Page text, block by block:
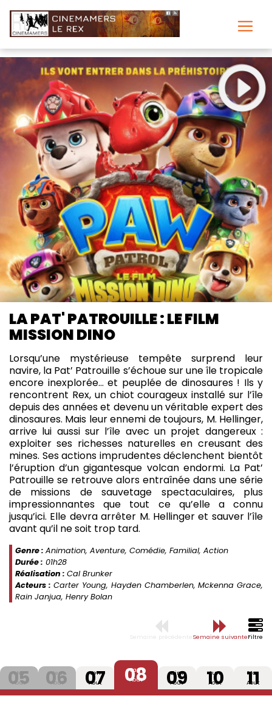
LA PAT' PATROUILLE : LE FILM
MISSION DINO
Lorsqu’une mystérieuse tempête surprend leur
navire, la Pat’ Patrouille s’échoue sur une île tropicale
encore inexplorée… et peuplée de dinosaures ! Ils y
rencontrent Rex, un chiot courageux installé sur l’île
depuis des années et devenu un véritable expert des
dinosaures. Mais leur ennemi de toujours, M. Hellinger,
arrive lui aussi sur l’île avec un projet dangereux :
exploiter ses richesses naturelles en creusant des
mines. Ses actions imprudentes déclenchent bientôt
l’éruption d’un gigantesque volcan endormi. La Pat’
Patrouille se retrouve alors entraînée dans une série
de missions de sauvetage spectaculaires, plus
impressionnantes que tout ce qu’elle a connu
jusqu’ici. Elle devra arrêter M. Hellinger et sauver l’île
avant qu’il ne soit trop tard.
Genre : Animation, Aventure, Comédie, Familial, Action
Durée : 01h28
Réalisation : Cal Brunker
Acteurs : Carter Young, Hayden Chamberlen, Mckenna Grace,
Rain Janjua, Henry Bolan
Semaine précédente Semaine suivanteFiltre
Mer
05
Aout
Jeu
06
Aout
Ven
07
Aout
Sam
08
Aout
Dim
09
Aout
Lun
10
Aout
Mar
11
Aout